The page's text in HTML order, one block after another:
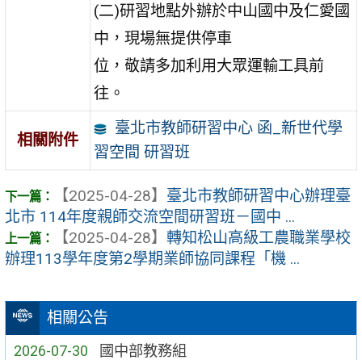
相關公告
2026-07-30 國中部教務組
(二)研習地點外辦於中山國中及仁愛國
中，現場無提供停車
位，敬請多加利用大眾運輸工具前
往。
相關附件
臺北市教師研習中心 函_新世代學
習空間 研習班
【2025-04-28】 臺北市教師研習中心辦理臺
北市 114年度親師交流空間研習班－國中 ...
【2025-04-28】 轉知松山高級工農職業學校
辦理113學年度第2學期業師協同課程「機 ...